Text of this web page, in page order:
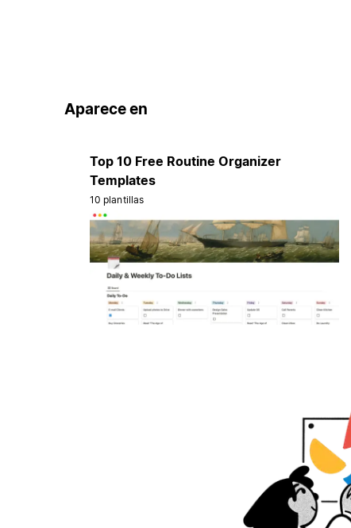
Aparece en
Top 10 Free Routine Organizer
Templates
10 plantillas